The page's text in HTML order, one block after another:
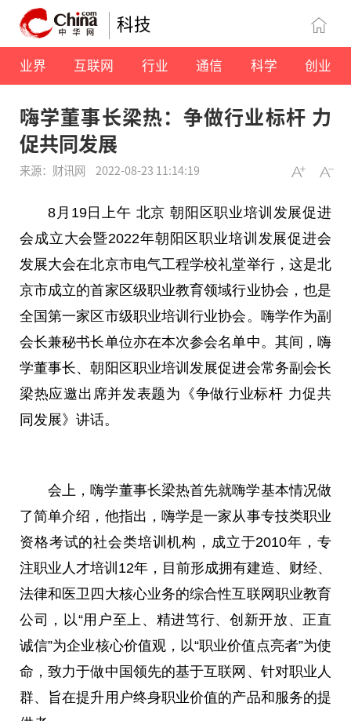
科技
业界 互联网 行业 通信 科学 创业
嗨学董事长梁热：争做行业标杆 力
促共同发展
来源：财讯网 2022-08-23 11:14:19
8月19日上午 北京 朝阳区职业培训发展促进
会成立大会暨2022年朝阳区职业培训发展促进会
发展大会在北京市电气工程学校礼堂举行，这是北
京市成立的首家区级职业教育领域行业协会，也是
全国第一家区市级职业培训行业协会。嗨学作为副
会长兼秘书长单位亦在本次参会名单中。其间，嗨
学董事长、朝阳区职业培训发展促进会常务副会长
梁热应邀出席并发表题为《争做行业标杆 力促共
同发展》讲话。
会上，嗨学董事长梁热首先就嗨学基本情况做
了简单介绍，他指出，嗨学是一家从事专技类职业
资格考试的社会类培训机构，成立于2010年，专
注职业人才培训12年，目前形成拥有建造、财经、
法律和医卫四大核心业务的综合性互联网职业教育
公司，以“用户至上、精进笃行、创新开放、正直
诚信”为企业核心价值观，以“职业价值点亮者”为使
命，致力于做中国领先的基于互联网、针对职业人
群、旨在提升用户终身职业价值的产品和服务的提